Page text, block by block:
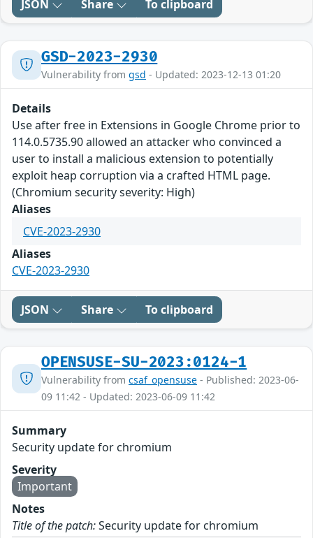
JSON Share To clipboard
GSD-2023-2930
Vulnerability from gsd - Updated: 2023-12-13 01:20
Details
Use after free in Extensions in Google Chrome prior to
114.0.5735.90 allowed an attacker who convinced a
user to install a malicious extension to potentially
exploit heap corruption via a crafted HTML page.
(Chromium security severity: High)
Aliases
CVE-2023-2930
Aliases
CVE-2023-2930
JSON Share To clipboard
OPENSUSE-SU-2023:0124-1
Vulnerability from csaf_opensuse - Published: 2023-06-
09 11:42 - Updated: 2023-06-09 11:42
Summary
Security update for chromium
Severity
Important
Notes
Title of the patch:Security update for chromium